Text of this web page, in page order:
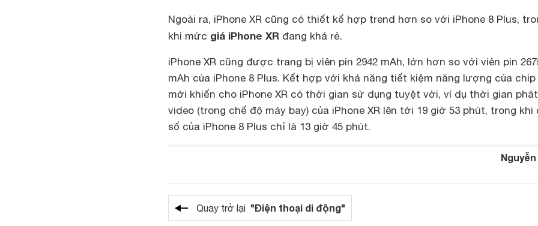
Ngoài ra, iPhone XR cũng có thiết kế hợp trend hơn so với iPhone 8 Plus,
khi mức giá iPhone XR đang khá rẻ.
iPhone XR cũng được trang bị viên pin 2942 mAh, lớn hơn so với viên pin
mAh của iPhone 8 Plus. Kết hợp với khả năng tiết kiệm năng lượng của
mới khiến cho iPhone XR có thời gian sử dụng tuyệt vời, ví dụ thời gian phát
video (trong chế độ máy bay) của iPhone XR lên tới 19 giờ 53 phút, trong khi
số của iPhone 8 Plus chỉ là 13 giờ 45 phút.
Quay trở lại "Điện thoại di động"